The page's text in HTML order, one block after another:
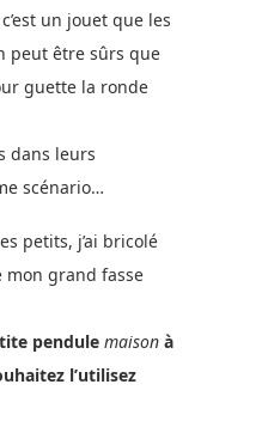
un jouet que les
peut être sûrs que
guette la ronde
dans leurs
scénario…
petits, j’ai bricolé
grand fasse
pendule maison à
l’utilisez